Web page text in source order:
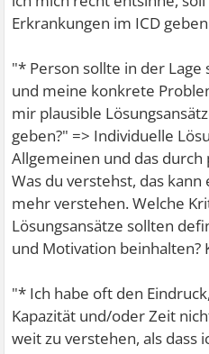
Erkrankungen im ICD
"* Person sollte in der
und meine konkrete
mir plausible
geben?" => Individuelle
Allgemeinen und das
Was du verstehst, das
mehr verstehen. Welche
Lösungsansätze sollten
und Motivation beinhalten?
"* Ich habe oft den
Kapazität und/oder Zeit
weit zu verstehen, als dass